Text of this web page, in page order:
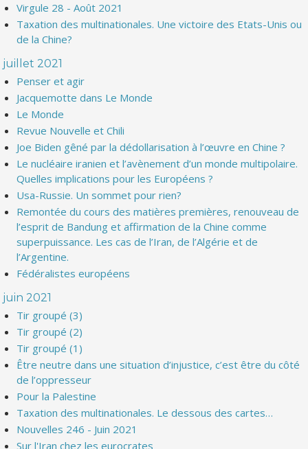
Virgule 28 - Août 2021
Taxation des multinationales. Une victoire des Etats-Unis ou
de la Chine?
juillet 2021
Penser et agir
Jacquemotte dans Le Monde
Le Monde
Revue Nouvelle et Chili
Joe Biden gêné par la dédollarisation à l’œuvre en Chine ?
Le nucléaire iranien et l’avènement d’un monde multipolaire.
Quelles implications pour les Européens ?
Usa-Russie. Un sommet pour rien?
Remontée du cours des matières premières, renouveau de
l’esprit de Bandung et affirmation de la Chine comme
superpuissance. Les cas de l’Iran, de l’Algérie et de
l’Argentine.
Fédéralistes européens
juin 2021
Tir groupé (3)
Tir groupé (2)
Tir groupé (1)
Être neutre dans une situation d’injustice, c’est être du côté
de l’oppresseur
Pour la Palestine
Taxation des multinationales. Le dessous des cartes…
Nouvelles 246 - Juin 2021
Sur l'Iran chez les eurocrates